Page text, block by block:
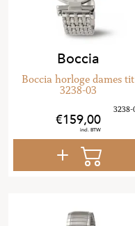
Boccia
Boccia horloge dames tit
3238-03
159,00